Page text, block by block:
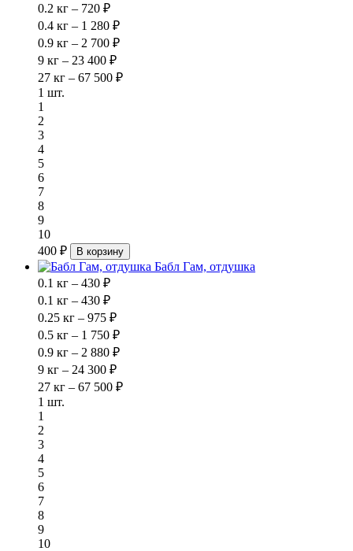
0.2 кг – 720 ₽
0.4 кг – 1 280 ₽
0.9 кг – 2 700 ₽
9 кг – 23 400 ₽
27 кг – 67 500 ₽
1 шт.
1
2
3
4
5
6
7
8
9
10
400 ₽
В корзину
Бабл Гам, отдушка
0.1 кг – 430 ₽
0.1 кг – 430 ₽
0.25 кг – 975 ₽
0.5 кг – 1 750 ₽
0.9 кг – 2 880 ₽
9 кг – 24 300 ₽
27 кг – 67 500 ₽
1 шт.
1
2
3
4
5
6
7
8
9
10